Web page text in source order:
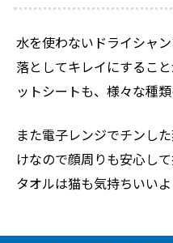
水を使わないドライシャ
落としてキレイにするこ
ットシートも、様々な種
また電子レンジでチンし
けなので顔周りも安心し
タオルは猫も気持ちいいよ